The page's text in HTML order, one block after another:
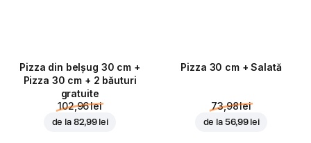
Pizza din belșug 30 cm +
Pizza 30 cm + 2 băuturi
gratuite
102,96 lei
de la 82,99 lei
Pizza 30 cm + Salată
73,98 lei
de la 56,99 lei